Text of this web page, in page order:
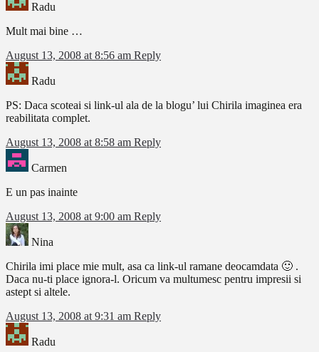
Radu
Mult mai bine …
August 13, 2008 at 8:56 am Reply
Radu
PS: Daca scoteai si link-ul ala de la blogu’ lui Chirila imaginea era
reabilitata complet.
August 13, 2008 at 8:58 am Reply
Carmen
E un pas inainte
August 13, 2008 at 9:00 am Reply
Nina
Chirila imi place mie mult, asa ca link-ul ramane deocamdata 🙂 .
Daca nu-ti place ignora-l. Oricum va multumesc pentru impresii si
astept si altele.
August 13, 2008 at 9:31 am Reply
Radu